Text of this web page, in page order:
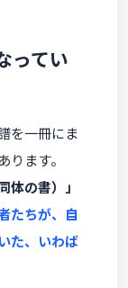
ってい
を一冊にま
ます。
体の書）」
たちが、自
た、いわば